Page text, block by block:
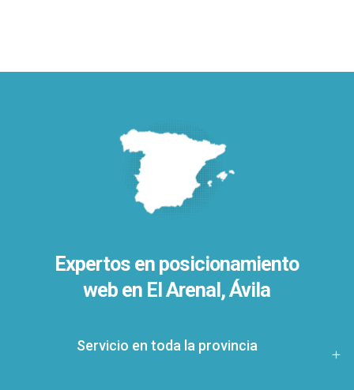
Expertos en posicionamiento
web en El Arenal, Ávila
Servicio en toda la provincia